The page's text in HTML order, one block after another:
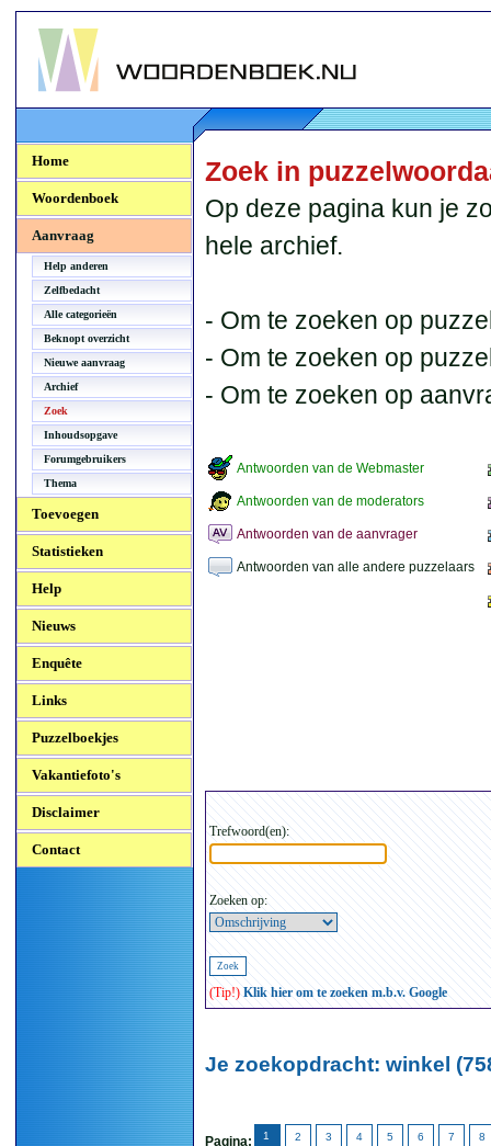
Woordenboek.NU
Home
Woordenboek
Aanvraag
Help anderen
Zelfbedacht
Alle categorieën
Beknopt overzicht
Nieuwe aanvraag
Archief
Zoek
Inhoudsopgave
Forumgebruikers
Thema
Toevoegen
Statistieken
Help
Nieuws
Enquête
Links
Puzzelboekjes
Vakantiefoto's
Disclaimer
Contact
Zoek in
Op deze pagina kun je
hele archief.
- Om te zoeken op
- Om te zoeken op
- Om te zoeken op
Antwoorden van de Webmaster
Antwoorden van de moderators
Antwoorden van de aanvrager
Antwoorden van alle andere puzzelaars
Trefwoord(en):
Zoeken op:
(Tip!) Klik hier om te zoeken m.b.v. Google
Je zoekopdracht: winkel
Pagina: 1 2 3 4 5 6 7 8